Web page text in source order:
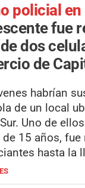
policial en
fue
dos
de
habrían
de un local
Uno de
de 15 años,
hasta la